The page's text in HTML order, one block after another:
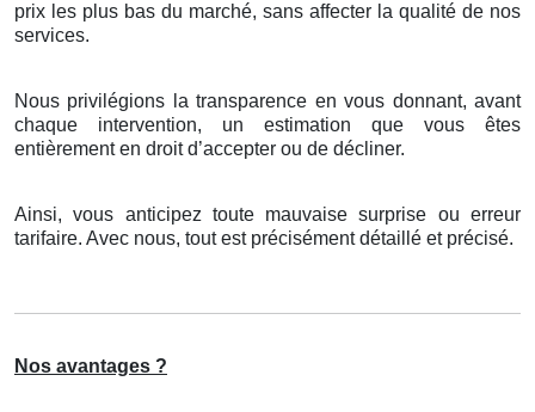
prix les plus bas du marché, sans affecter la qualité de nos
services.
Nous privilégions la transparence en vous donnant, avant
chaque intervention, un estimation que vous êtes
entièrement en droit d’accepter ou de décliner.
Ainsi, vous anticipez toute mauvaise surprise ou erreur
tarifaire. Avec nous, tout est précisément détaillé et précisé.
Nos avantages ?